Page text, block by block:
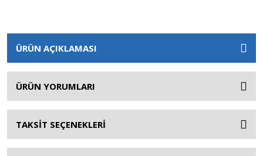
ÜRÜN AÇIKLAMASI
ÜRÜN YORUMLARI
TAKSİT SEÇENEKLERİ